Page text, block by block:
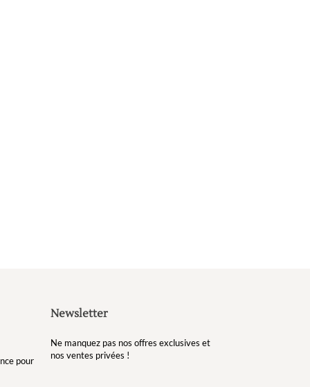
pour
Newsletter
Ne manquez pas nos offres exclusives et
nos ventes privées !